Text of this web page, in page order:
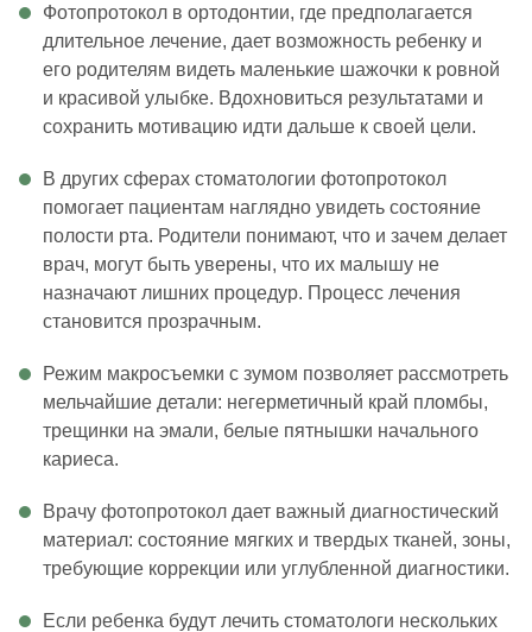
Фотопротокол в ортодонтии, где предполагается
длительное лечение, дает возможность ребенку и
его родителям видеть маленькие шажочки к ровной
и красивой улыбке. Вдохновиться результатами и
сохранить мотивацию идти дальше к своей цели.
В других сферах стоматологии фотопротокол
помогает пациентам наглядно увидеть состояние
полости рта. Родители понимают, что и зачем делает
врач, могут быть уверены, что их малышу не
назначают лишних процедур. Процесс лечения
становится прозрачным.
Режим макросъемки с зумом позволяет рассмотреть
мельчайшие детали: негерметичный край пломбы,
трещинки на эмали, белые пятнышки начального
кариеса.
Врачу фотопротокол дает важный диагностический
материал: состояние мягких и твердых тканей, зоны,
требующие коррекции или углубленной диагностики.
Если ребенка будут лечить стоматологи нескольких